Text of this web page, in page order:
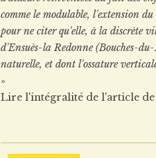
comme le modulable, l'extension
pour ne citer qu'elle, à la discrète
d'Ensuès-la Redonne (Bouches-
naturelle, et dont l'ossature
»
Lire l'intégralité de l'article de